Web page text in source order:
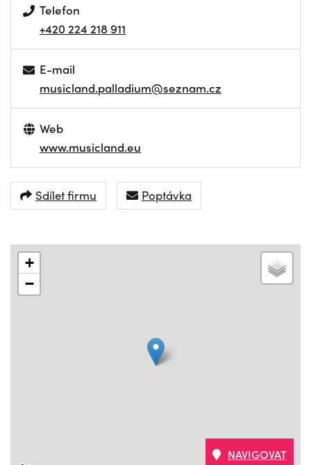
Telefon
+420 224 218 911
E-mail
musicland.palladium@seznam.cz
Web
www.musicland.eu
Sdílet firmu Poptávka
+
−
NAVIGOVAT